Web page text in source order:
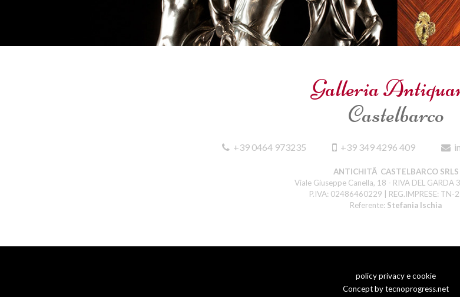
Galleria
Castelbarco
+39 0464 973235 +39 349 4296 409
ANTICHITÃ CASTELBARCO SRLS
Viale Giuseppe Canella, 18 - RIVA DEL GARDA
P.IVA: 02486460229 | REG.IMPRESE: TN-
Referente: Stefania Ischia
policy privacy e cookie
Concept bytecnoprogress.net